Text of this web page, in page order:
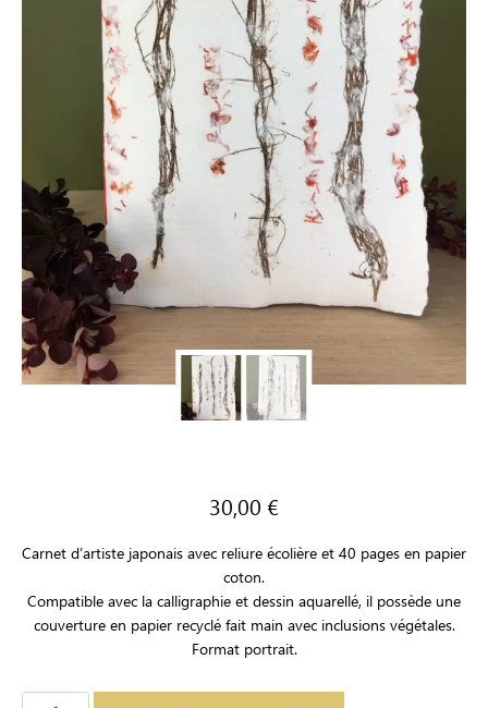
30,00 €
Carnet d’artiste japonais avec reliure écolière et 40 pages en papier
coton.
Compatible avec la calligraphie et dessin aquarellé, il possède une
couverture en papier recyclé fait main avec inclusions végétales.
Format portrait.